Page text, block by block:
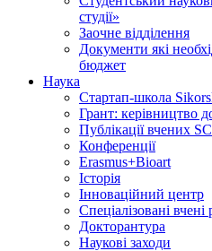
студії»
Заочне відділення
Документи які
бюджет
Наука
Стартап-школа
Грант: керівництво
Публікації вчених
Конференції
Erasmus+Bioart
Історія
Інноваційний центр
Спеціалізовані вчені
Докторантура
Наукові заходи